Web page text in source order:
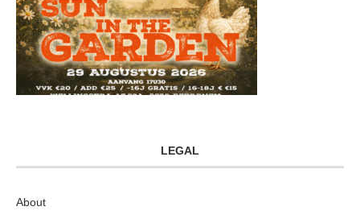
LEGAL
About